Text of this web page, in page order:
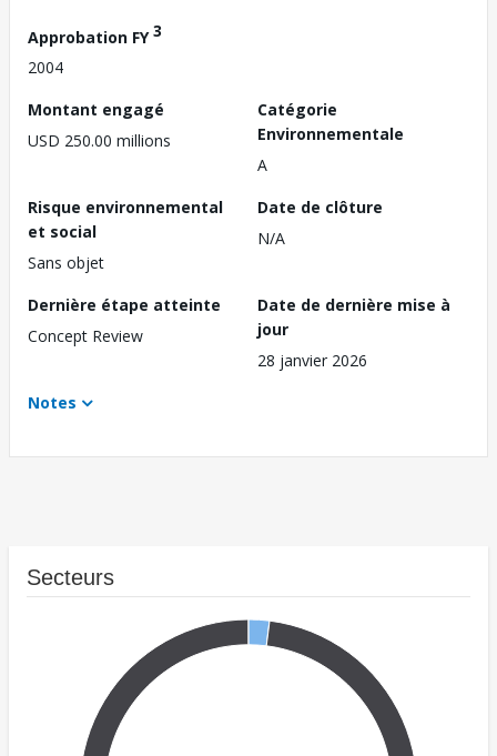
Approbation FY3
2004
Montant engagé
USD 250.00 millions
Catégorie
Environnementale
A
Risque environnemental
et social
Sans objet
Date de clôture
N/A
Dernière étape atteinte
Concept Review
Date de dernière mise à
jour
28 janvier 2026
Notes
Secteurs